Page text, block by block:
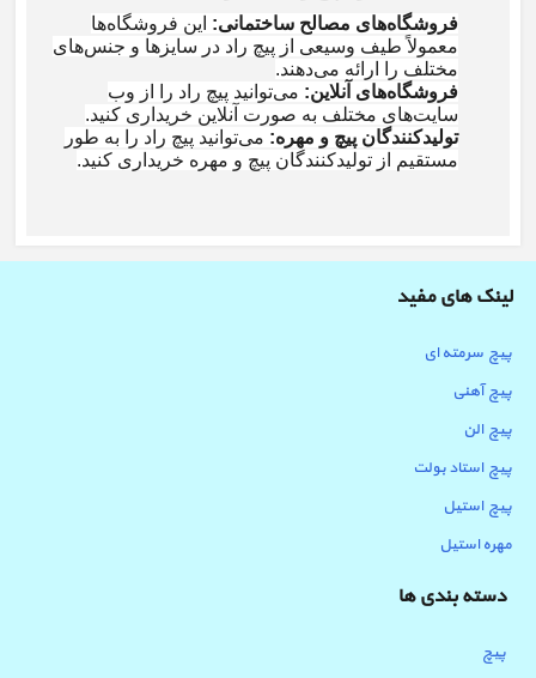
فروشگاه‌های مصالح ساختمانی: این فروشگاه‌ها
معمولاً طیف وسیعی از پیچ راد در سایزها و جنس‌های
مختلف را ارائه می‌دهند.
فروشگاه‌های آنلاین: می‌توانید پیچ راد را از وب
سایت‌های مختلف به صورت آنلاین خریداری کنید.
تولیدکنندگان پیچ و مهره: می‌توانید پیچ راد را به طور
مستقیم از تولیدکنندگان پیچ و مهره خریداری کنید.
لینک های مفید
پیچ سرمته ای
پیچ آهنی
پیچ الن
پیچ استاد بولت
پیچ استیل
مهره استیل
دسته بندی ها
پیچ